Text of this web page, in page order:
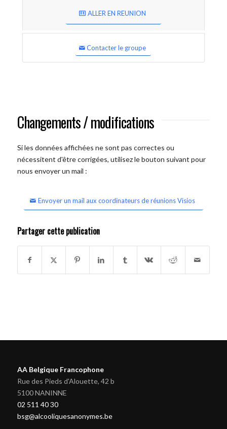
ALLER EN REUNION
Contacter le groupe
Changements / modifications
Si les données affichées ne sont pas correctes ou
nécessitent d'être corrigées, utilisez le bouton suivant pour
nous envoyer un mail :
Envoyer un mail aux coordinateurs de réunions Visios
Partager cette publication
AA Belgique Francophone
Rue des Pieds d'Alouette, 42 b
5100 NANINNE
02 511 40 30
bsg@alcooliquesanonymes.be